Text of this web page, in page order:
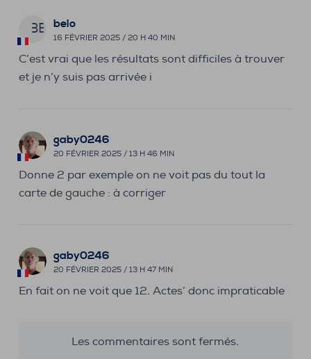
BE belo
16 FÉVRIER 2025 / 20 H 40 MIN
C’est vrai que les résultats sont difficiles à trouver
et je n’y suis pas arrivée i
gaby0246
20 FÉVRIER 2025 / 13 H 46 MIN
Donne 2 par exemple on ne voit pas du tout la
carte de gauche : à corriger
gaby0246
20 FÉVRIER 2025 / 13 H 47 MIN
En fait on ne voit que 12. Actes’ donc impraticable
Les commentaires sont fermés.